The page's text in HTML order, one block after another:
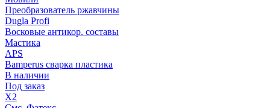
Преобразователь ржавчины
Dugla Profi
Восковые антикор. составы
Мастика
APS
Bamperus сварка пластика
В наличии
Под заказ
X2